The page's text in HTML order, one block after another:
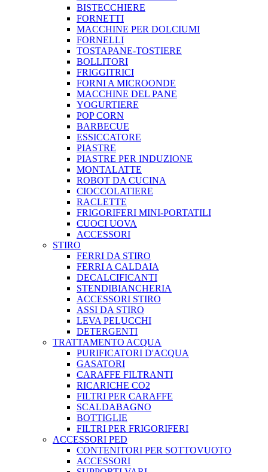
BISTECCHIERE
FORNETTI
MACCHINE PER DOLCIUMI
FORNELLI
TOSTAPANE-TOSTIERE
BOLLITORI
FRIGGITRICI
FORNI A MICROONDE
MACCHINE DEL PANE
YOGURTIERE
POP CORN
BARBECUE
ESSICCATORE
PIASTRE
PIASTRE PER INDUZIONE
MONTALATTE
ROBOT DA CUCINA
CIOCCOLATIERE
RACLETTE
FRIGORIFERI MINI-PORTATILI
CUOCI UOVA
ACCESSORI
STIRO
FERRI DA STIRO
FERRI A CALDAIA
DECALCIFICANTI
STENDIBIANCHERIA
ACCESSORI STIRO
ASSI DA STIRO
LEVA PELUCCHI
DETERGENTI
TRATTAMENTO ACQUA
PURIFICATORI D'ACQUA
GASATORI
CARAFFE FILTRANTI
RICARICHE CO2
FILTRI PER CARAFFE
SCALDABAGNO
BOTTIGLIE
FILTRI PER FRIGORIFERI
ACCESSORI PED
CONTENITORI PER SOTTOVUOTO
ACCESSORI